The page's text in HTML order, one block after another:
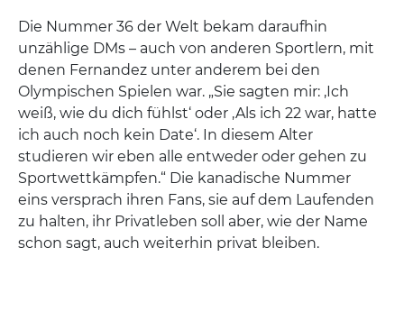
Die Nummer 36 der Welt bekam daraufhin
unzählige DMs – auch von anderen Sportlern, mit
denen Fernandez unter anderem bei den
Olympischen Spielen war. „Sie sagten mir: ‚Ich
weiß, wie du dich fühlst‘ oder ‚Als ich 22 war, hatte
ich auch noch kein Date‘. In diesem Alter
studieren wir eben alle entweder oder gehen zu
Sportwettkämpfen.“ Die kanadische Nummer
eins versprach ihren Fans, sie auf dem Laufenden
zu halten, ihr Privatleben soll aber, wie der Name
schon sagt, auch weiterhin privat bleiben.